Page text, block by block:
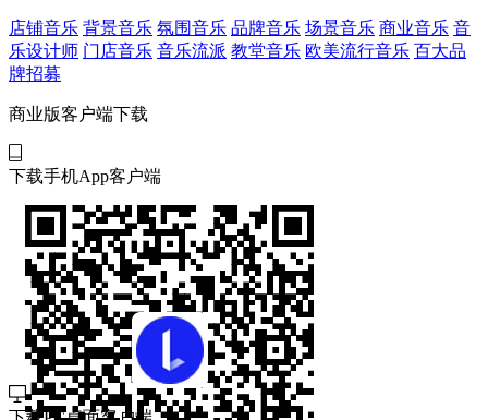
店铺音乐 背景音乐 氛围音乐 品牌音乐 场景音乐 商业音乐 音
乐设计师 门店音乐 音乐流派 教堂音乐 欧美流行音乐 百大品
牌招募
商业版客户端下载
下载手机App客户端